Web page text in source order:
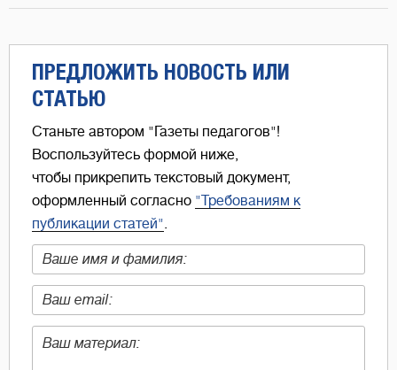
ПРЕДЛОЖИТЬ НОВОСТЬ ИЛИ
СТАТЬЮ
Станьте автором "Газеты педагогов"!
Воспользуйтесь формой ниже,
чтобы прикрепить текстовый документ,
оформленный согласно "Требованиям к
публикации статей"